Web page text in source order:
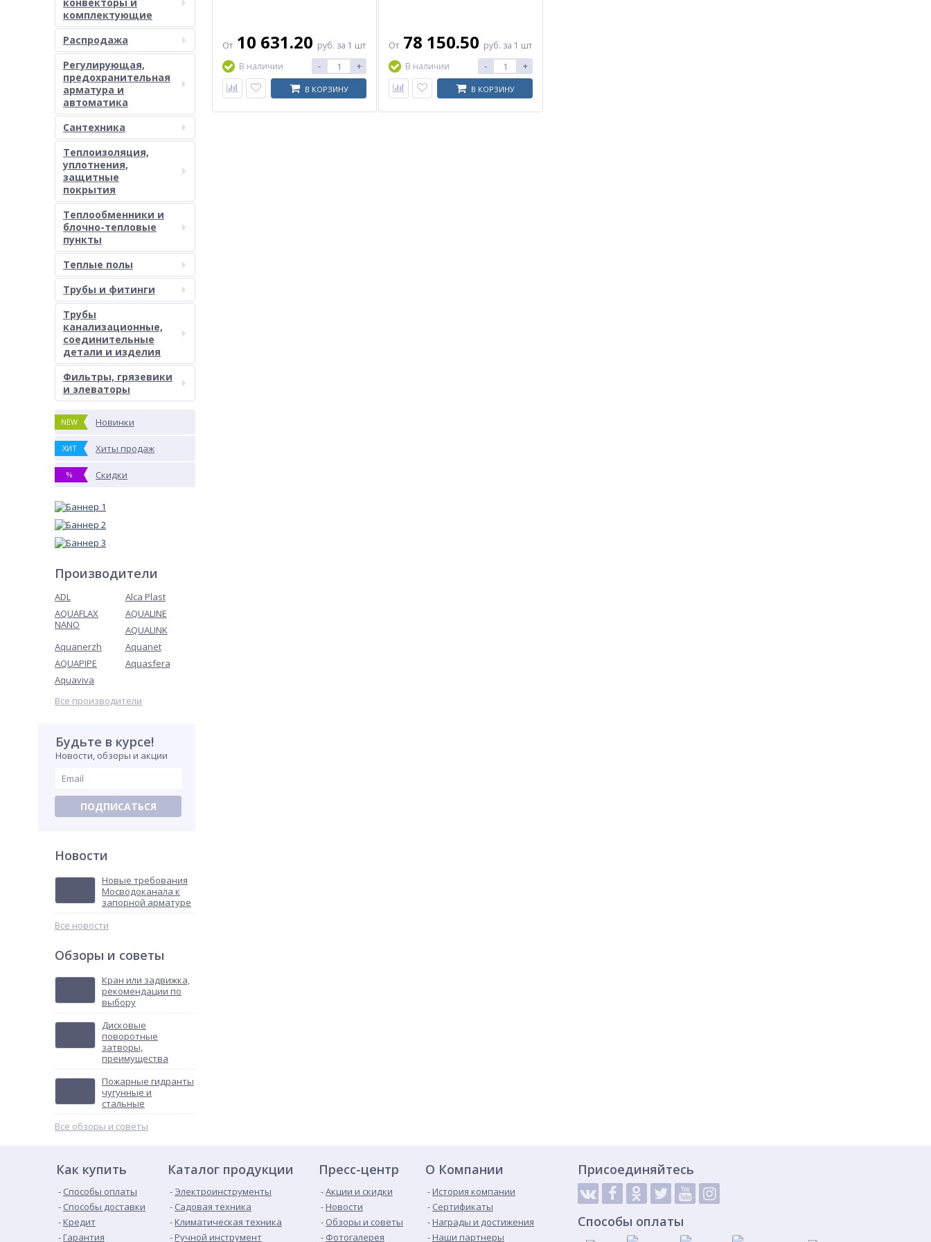
комплектующие
Распродажа
Регулирующая,
предохранительная
арматура и
автоматика
Сантехника
Теплоизоляция,
уплотнения,
защитные
покрытия
Теплообменники и
блочно-тепловые
пункты
Теплые полы
Трубы и фитинги
Трубы
канализационные,
соединительные
детали и изделия
Фильтры, грязевики
и элеваторы
NEW Новинки
ХИТ Хиты продаж
% Скидки
Производители
ADL
Alca Plast
AQUAFLAX
NANO
AQUALINE
AQUALINK
Aquanerzh
Aquanet
AQUAPIPE
Aquasfera
Aquaviva
Все производители
Будьте в курсе!
Новости, обзоры и акции
ПОДПИСАТЬСЯ
Новости
Новые требования
Мосводоканала к
запорной арматуре
Все новости
Обзоры и советы
Кран или задвижка,
рекомендации по
выбору
Дисковые
поворотные
затворы,
преимущества
Пожарные гидранты
чугунные и
стальные
Все обзоры и советы
От 10 631.20 руб. за 1 шт
В наличии
- +
В КОРЗИНУ
От 78 150.50 руб. за 1 шт
В наличии
- +
В КОРЗИНУ
Как купить
Способы оплаты
Способы доставки
Кредит
Гарантия
Каталог продукции
Электроинструменты
Садовая техника
Климатическая техника
Ручной инструмент
Пресс-центр
Акции и скидки
Новости
Обзоры и советы
Фотогалерея
О Компании
История компании
Сертификаты
Награды и достижения
Наши партнеры
Присоединяйтесь
Способы оплаты